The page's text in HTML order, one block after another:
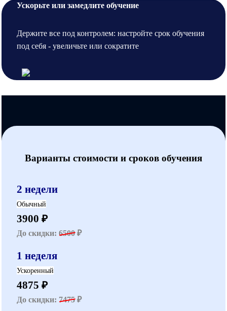
Ускорьте или замедлите обучение
Держите все под контролем: настройте срок обучения
под себя - увеличьте или сократите
Варианты стоимости и сроков обучения
2 недели
Обычный
3900 ₽
До скидки: 6500₽
1 неделя
Ускоренный
4875 ₽
До скидки: 7475₽